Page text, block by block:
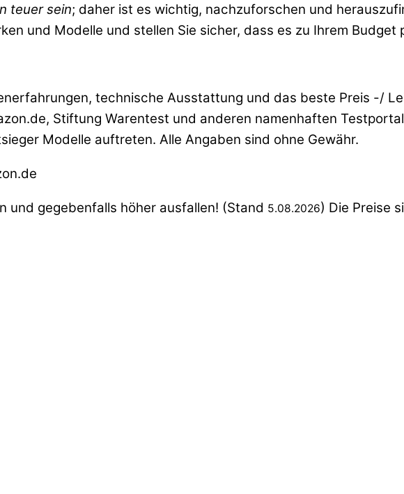
teuer sein; daher ist es wichtig, nachzuforschen und
und Modelle und stellen Sie sicher, dass es zu Ihrem Budget
technische Ausstattung und das beste Preis -/
Stiftung Warentest und anderen namenhaften
Modelle auftreten. Alle Angaben sind ohne Gewähr.
und gegebenfalls höher ausfallen! (Stand 5.08.2026) Die Preise